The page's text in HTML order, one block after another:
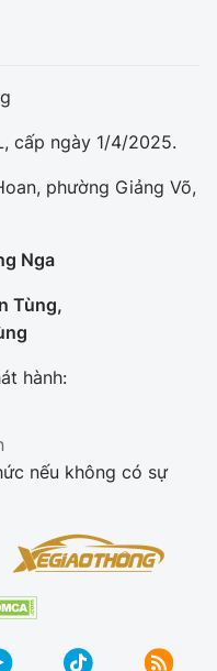
cấp ngày 1/4/2025.
phường Giảng Võ,
Nga
Tùng,
hành:
nếu không có sự